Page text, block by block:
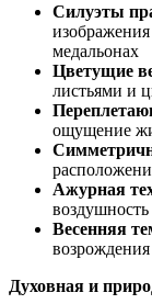
Силуэты
медальонах
Цветущие
листьями и
ощущение
Ажурная
воздушность
Весенняя
возрождения
Духовная и